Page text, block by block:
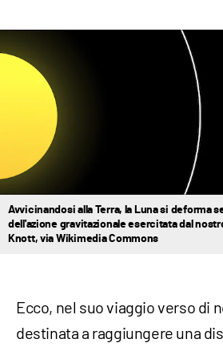
Avvicinandosi alla Terra, la Luna si deforma
dell'azione gravitazionale esercitata dal
Knott, via Wikimedia Commons
Ecco, nel suo viaggio verso di
destinata a raggiungere una